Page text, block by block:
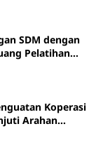
SDM dengan
Pelatihan
Koperasi
Arahan